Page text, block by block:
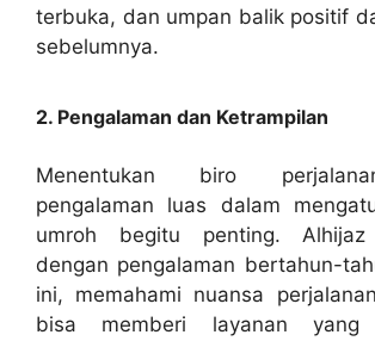
terbuka, dan umpan balik positif
sebelumnya.
2. Pengalaman dan Ketrampilan
Menentukan biro
pengalaman luas dalam
umroh begitu penting. Alhijaz
dengan pengalaman bertahun-
ini, memahami nuansa
bisa memberi layanan yang